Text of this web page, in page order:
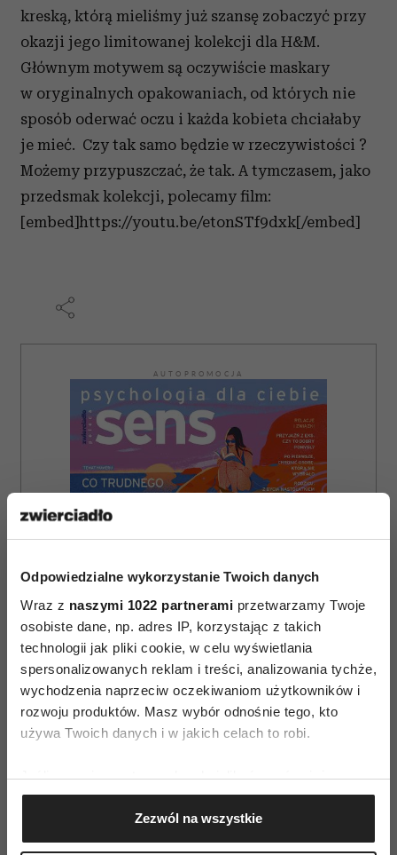
Odpowiedzialne wykorzystanie Twoich danych
Wraz z naszymi 1022 partnerami przetwarzamy Twoje
osobiste dane, np. adres IP, korzystając z takich
technologii jak pliki cookie, w celu wyświetlania
spersonalizowanych reklam i treści, analizowania tychże,
wychodzenia naprzeciw oczekiwaniom użytkowników i
rozwoju produktów. Masz wybór odnośnie tego, kto
używa Twoich danych i w jakich celach to robi.
Jeśli wyrazisz na to zgodę, chcielibyśmy również:
Gromadzić dane dotyczące Twojej lokalizacji
geograficznej z dokładnością nawet do kilku metrów
Identyfikować Twoje urządzenie, aktywnie
Zezwól na wszystkie
kreską, którą mieliśmy już szansę zobaczyć przy
okazji jego limitowanej kolekcji dla H&M.
Głównym motywem są oczywiście maskary
w oryginalnych opakowaniach, od których nie
sposób oderwać oczu i każda kobieta chciałaby
je mieć. Czy tak samo będzie w rzeczywistości ?
Możemy przypuszczać, że tak. A tymczasem, jako
przedsmak kolekcji, polecamy film:
[embed]https://youtu.be/etonSTf9dxk[/embed]
AUTOPROMOCJA
ZAMÓW